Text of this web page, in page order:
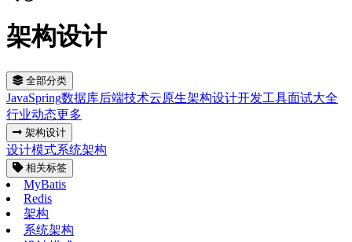
架构设计
全部分类
JavaSpring数据库后端技术云原生架构设计开发工具面试大全
行业动态更多
架构设计
设计模式系统架构
相关标签
MyBatis
Redis
架构
系统架构